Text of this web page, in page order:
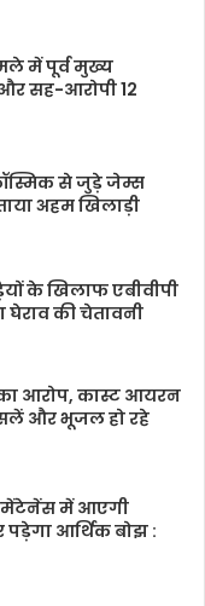
में पूर्व मुख्य
सह-आरोपी 12
से जुड़े जेम्स
अहम खिलाड़ी
के खिलाफ एबीवीपी
घेराव की चेतावनी
आरोप, कास्ट आयरन
और भूजल हो रहे
मेंटेनेंस में आएगी
आर्थिक बोझ :